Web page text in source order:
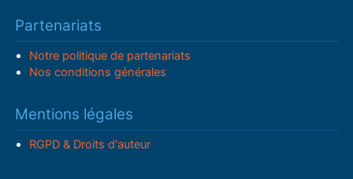
Partenariats
Notre politique de partenariats
Nos conditions générales
Mentions légales
RGPD & Droits d'auteur